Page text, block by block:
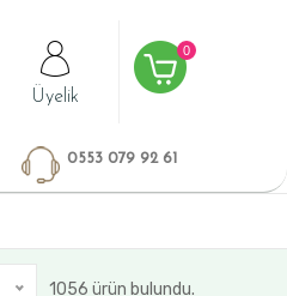
Üyelik
0
0553 079 92 61
1056 ürün bulundu.